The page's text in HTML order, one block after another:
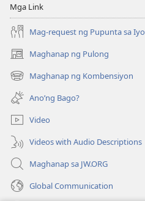
Mga Link
Mag-request ng Pupunta sa Iyo
Maghanap ng Pulong
(may
bubukas
na
bagong
window)
Maghanap ng Kombensiyon
(may
bubukas
na
bagong
window)
Ano’ng Bago?
Video
Videos with Audio Descriptions
Maghanap sa JW.ORG
Global Communication